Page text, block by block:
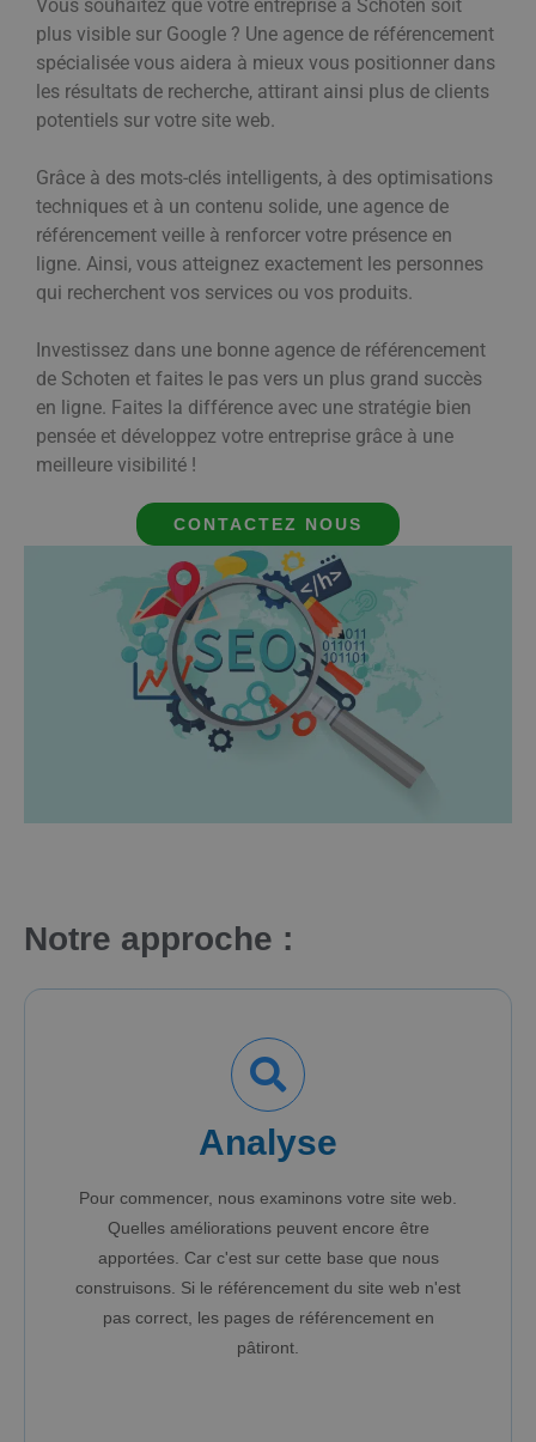
Vous souhaitez que votre entreprise à Schoten soit
plus visible sur Google ? Une agence de référencement
spécialisée vous aidera à mieux vous positionner dans
les résultats de recherche, attirant ainsi plus de clients
potentiels sur votre site web.
Grâce à des mots-clés intelligents, à des optimisations
techniques et à un contenu solide, une agence de
référencement veille à renforcer votre présence en
ligne. Ainsi, vous atteignez exactement les personnes
qui recherchent vos services ou vos produits.
Investissez dans une bonne agence de référencement
de Schoten et faites le pas vers un plus grand succès
en ligne. Faites la différence avec une stratégie bien
pensée et développez votre entreprise grâce à une
meilleure visibilité !
CONTACTEZ NOUS
Notre approche :
Analyse
Pour commencer, nous examinons votre site web.
Quelles améliorations peuvent encore être
apportées. Car c'est sur cette base que nous
construisons. Si le référencement du site web n'est
pas correct, les pages de référencement en
pâtiront.